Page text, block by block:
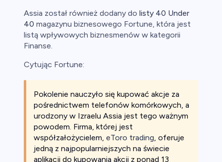
Assia został również dodany do listy 40 Under
40 magazynu biznesowego Fortune, która jest
listą wpływowych biznesmenów w kategorii
Finanse.
Cytując Fortune:
Pokolenie nauczyło się kupować akcje za
pośrednictwem telefonów komórkowych, a
urodzony w Izraelu Assia jest tego ważnym
powodem. Firma, której jest
współzałożycielem, eToro trading, oferuje
jedną z najpopularniejszych na świecie
aplikacji do kupowania akcji z ponad 13